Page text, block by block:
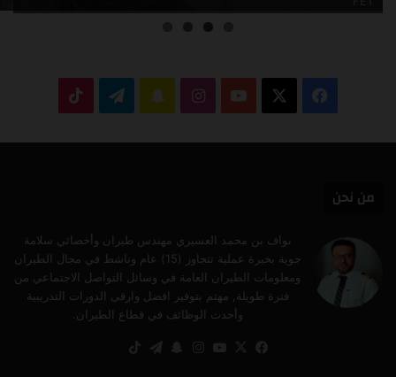
فيسبوك ‫YouTubeانستقرامسناب تيلقرام
من نحن
نواف بن محمد العسيري مهندس طيران وأخصائي سلامة
جوية بخبرة عملية تتجاوز (15) عام وناشط في مجال الطيران
ومعلومات الطيران العامة في وسائل التواصل الاجتماعي من
فترة طويلة, مهتم بتوفير افضل وارقى الدورات التدريبية
وأحدث الوظائف في قطاع الطيران.
فيسبوك
‫X
‫YouTube
انستقرام
سنابتيلقرام